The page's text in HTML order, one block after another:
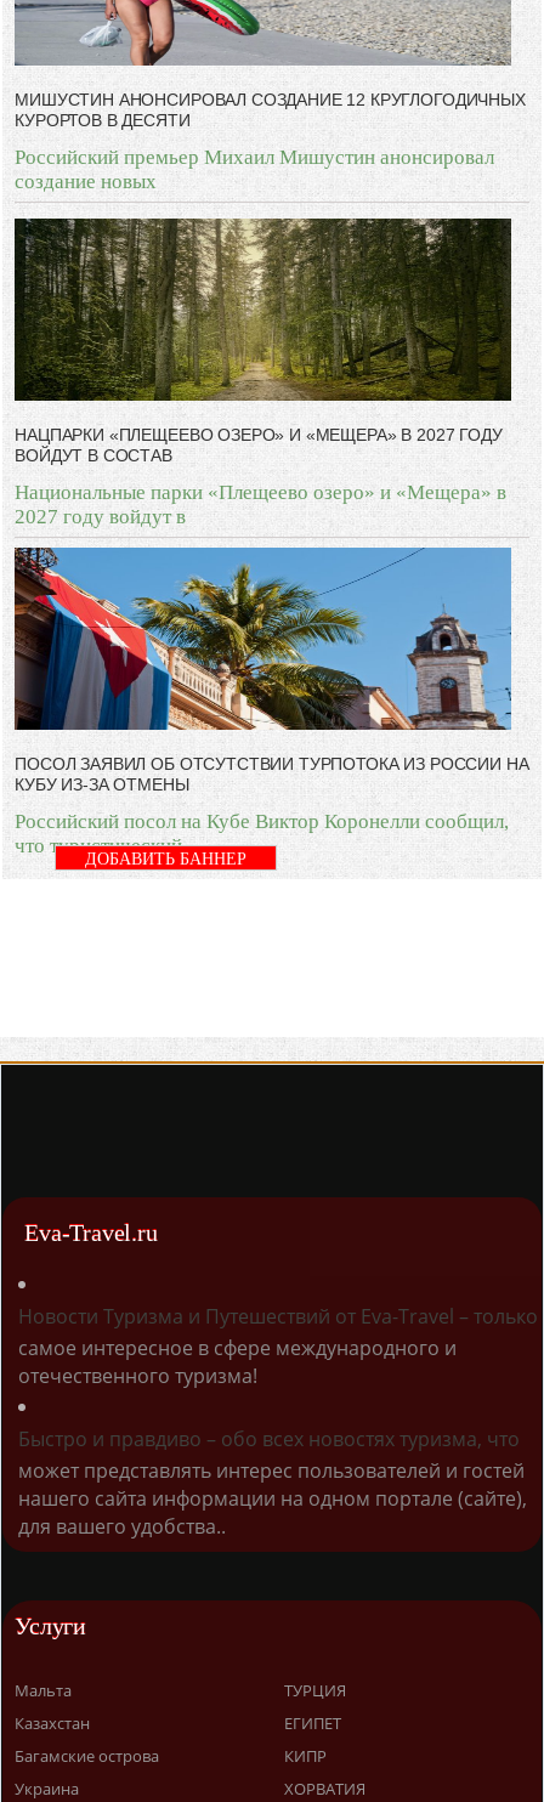
МИШУСТИН АНОНСИРОВАЛ СОЗДАНИЕ 12 КРУГЛОГОДИЧНЫХ
КУРОРТОВ В ДЕСЯТИ
Российский премьер Михаил Мишустин анонсировал
создание новых
НАЦПАРКИ «ПЛЕЩЕЕВО ОЗЕРО» И «МЕЩЕРА» В 2027 ГОДУ
ВОЙДУТ В СОСТАВ
Национальные парки «Плещеево озеро» и «Мещера» в
2027 году войдут в
ПОСОЛ ЗАЯВИЛ ОБ ОТСУТСТВИИ ТУРПОТОКА ИЗ РОССИИ НА
КУБУ ИЗ-ЗА ОТМЕНЫ
Российский посол на Кубе Виктор Коронелли сообщил,
что туристический
ДОБАВИТЬ БАННЕР
Eva-Travel.ru
Новости Туризма и Путешествий от Eva-Travel – только
самое интересное в сфере международного и
отечественного туризма!
Быстро и правдиво – обо всех новостях туризма, что
может представлять интерес пользователей и гостей
нашего сайта информации на одном портале (сайте),
для вашего удобства..
Услуги
Мальта
Казахстан
Багамские острова
Украина
ТУРЦИЯ
ЕГИПЕТ
КИПР
ХОРВАТИЯ